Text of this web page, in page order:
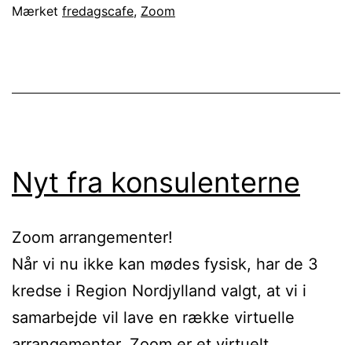
Mærket fredagscafe, Zoom
Nyt fra konsulenterne
Zoom arrangementer!
Når vi nu ikke kan mødes fysisk, har de 3
kredse i Region Nordjylland valgt, at vi i
samarbejde vil lave en række virtuelle